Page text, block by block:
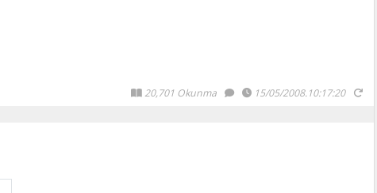
20,701 Okunma 15/05/2008.10:17:20